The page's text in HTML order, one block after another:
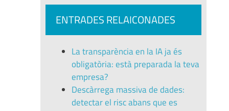
ENTRADES RELAICONADES
La transparència en la IA ja és
obligatòria: està preparada la teva
empresa?
Descàrrega massiva de dades:
detectar el risc abans que es